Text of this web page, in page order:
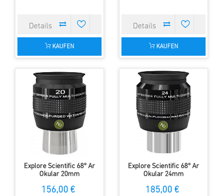
KAUFEN KAUFEN
Explore Scientific 68° Ar
Okular 20mm
156,00 €
Explore Scientific 68° Ar
Okular 24mm
185,00 €